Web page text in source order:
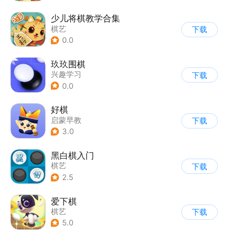
少儿将棋教学合集
棋艺
0.0
下载
玖玖围棋
兴趣学习
0.0
下载
好棋
启蒙早教
3.0
下载
黑白棋入门
棋艺
2.5
下载
爱下棋
棋艺
5.0
下载